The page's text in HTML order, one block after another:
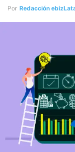
Por Redacción